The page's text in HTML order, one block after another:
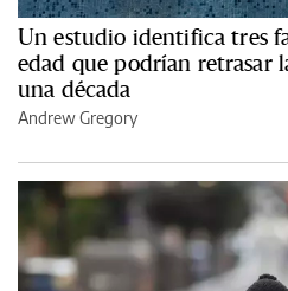
Un estudio identifica tres
edad que podrían retrasar
una década
Andrew Gregory